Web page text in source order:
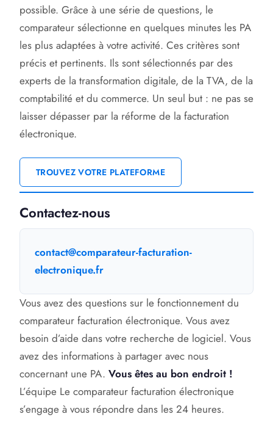
possible. Grâce à une série de questions, le
comparateur sélectionne en quelques minutes les PA
les plus adaptées à votre activité. Ces critères sont
précis et pertinents. Ils sont sélectionnés par des
experts de la transformation digitale, de la TVA, de la
comptabilité et du commerce. Un seul but : ne pas se
laisser dépasser par la réforme de la facturation
électronique.
TROUVEZ VOTRE PLATEFORME
Contactez-nous
contact@comparateur-facturation-
electronique.fr
Vous avez des questions sur le fonctionnement du
comparateur facturation électronique. Vous avez
besoin d’aide dans votre recherche de logiciel. Vous
avez des informations à partager avec nous
concernant une PA. Vous êtes au bon endroit !
L’équipe Le comparateur facturation électronique
s’engage à vous répondre dans les 24 heures.